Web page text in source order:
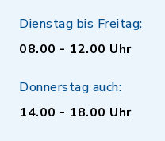
Dienstag bis Freitag:
08.00 - 12.00 Uhr
Donnerstag auch:
14.00 - 18.00 Uhr